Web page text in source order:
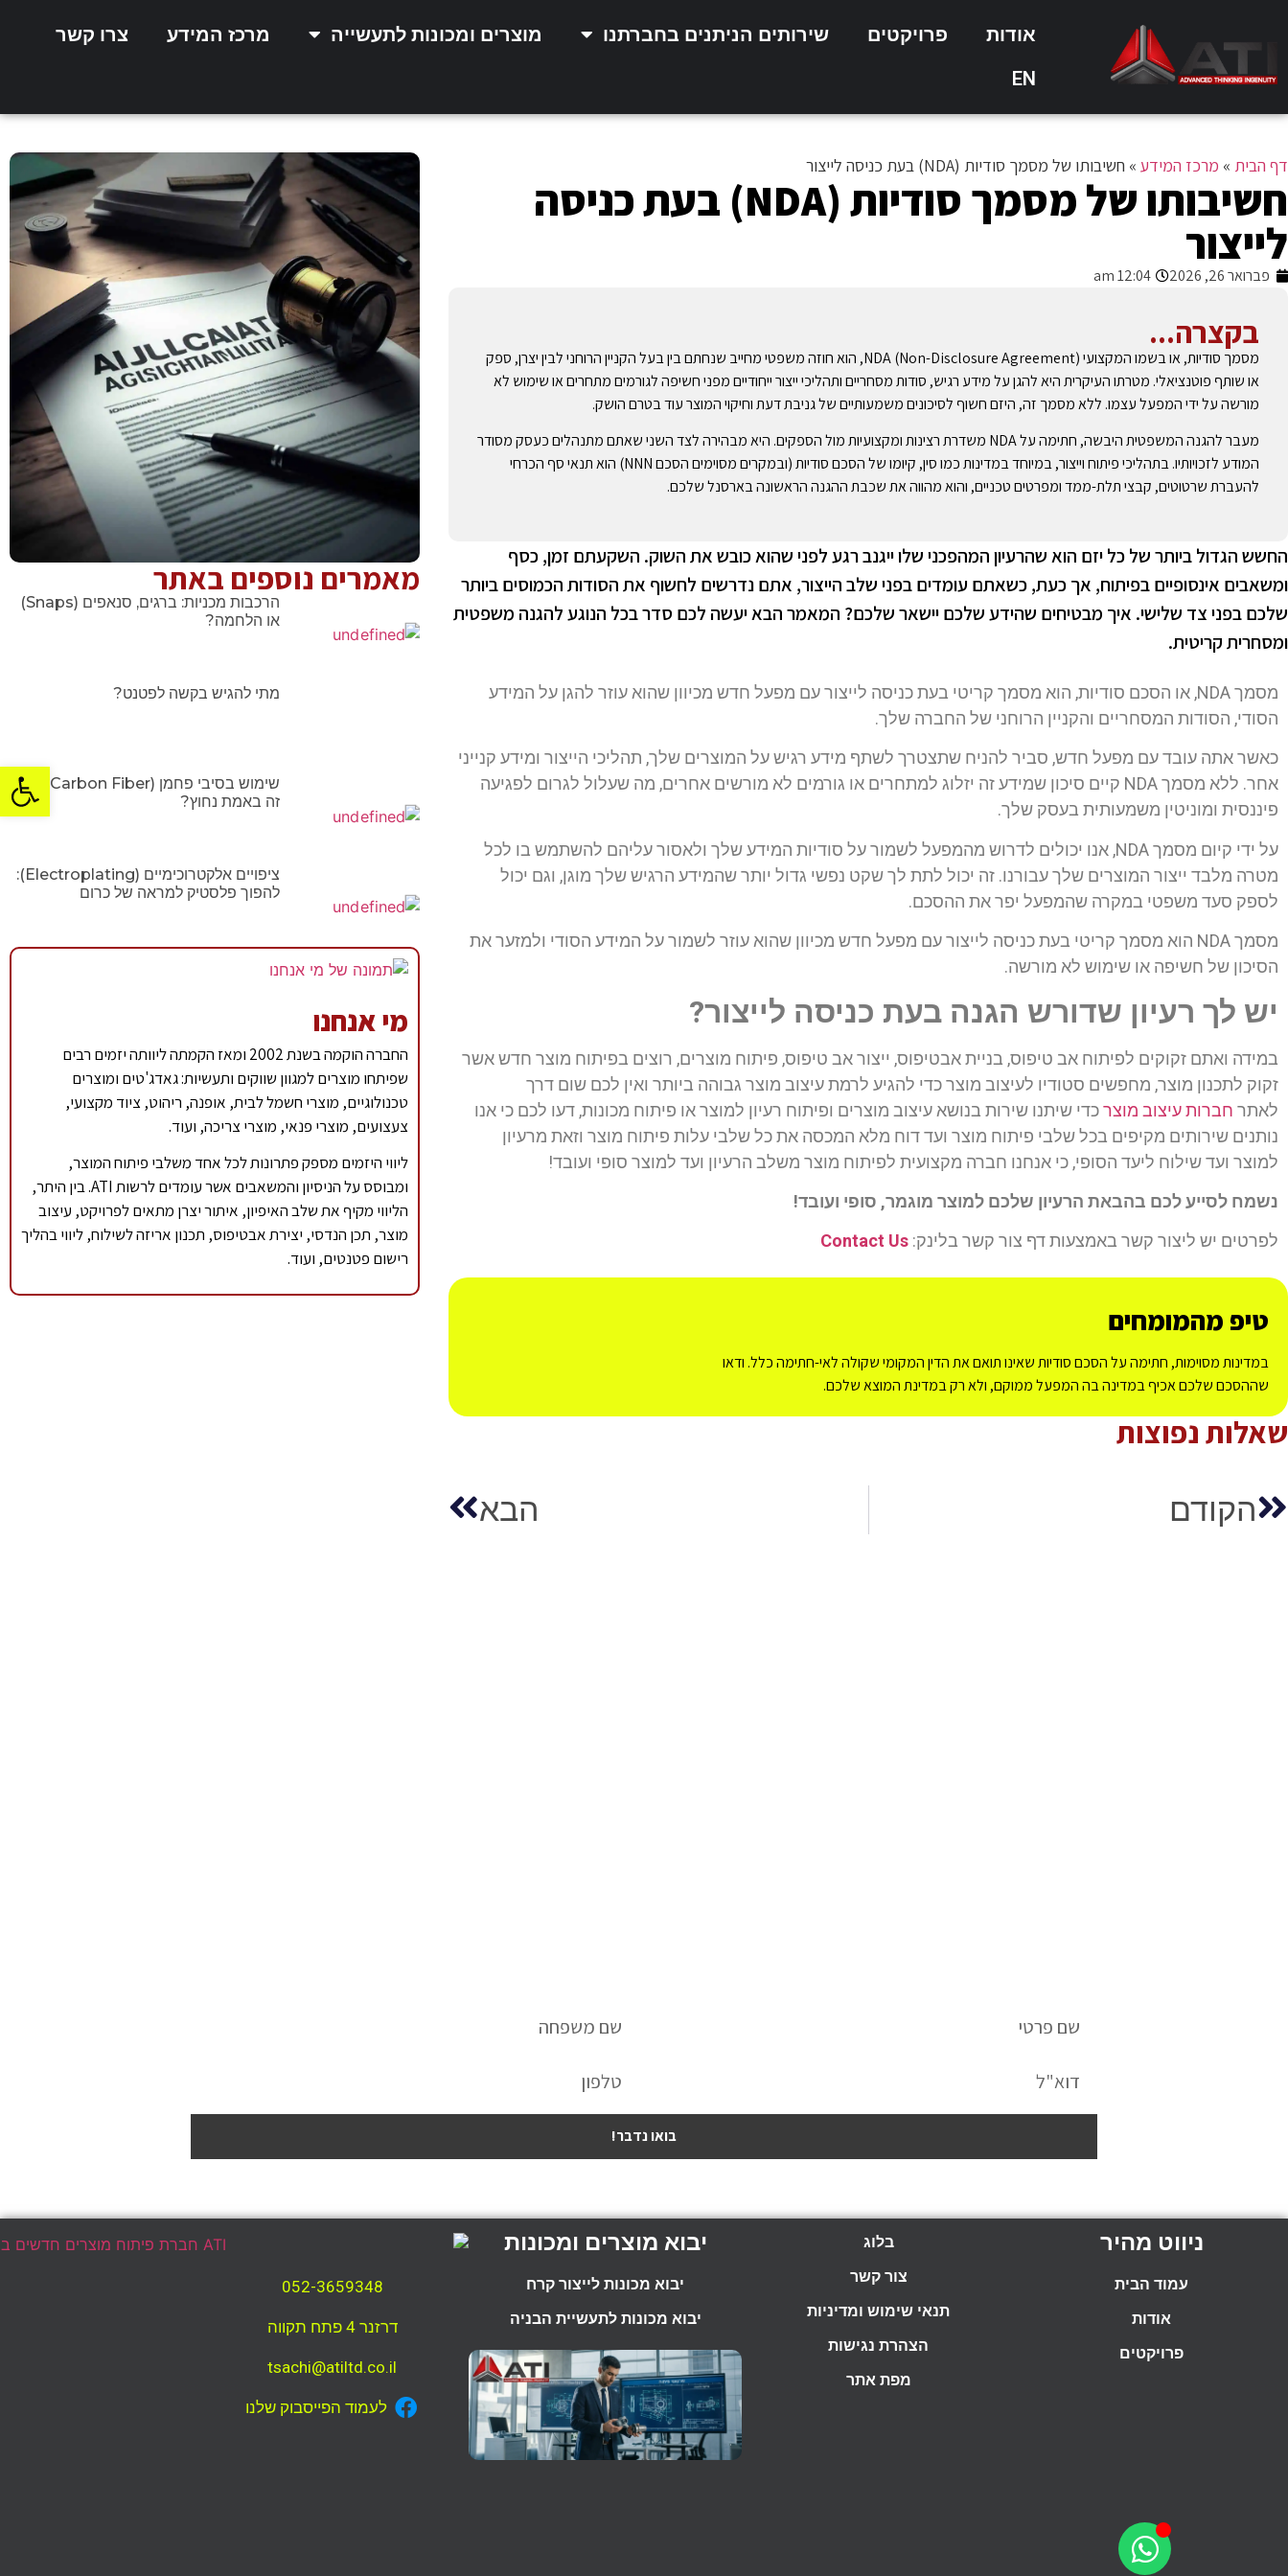
פתח
אודות פרויקטים שירותים הניתנים בחברתנו מוצרים ומכונות לתעשייה מרכז המידע
צרו קשר
EN
דף הבית » מרכז המידע » חשיבותו של מסמך סודיות (NDA) בעת כניסה לייצור
חשיבותו של מסמך סודיות (NDA) בעת כניסה
לייצור
פברואר 26, 2026 12:04 am
בקצרה...
מסמך סודיות, או בשמו המקצועי NDA (Non-Disclosure Agreement), הוא חוזה משפטי מחייב שנחתם בין בעל הקניין הרוחני לבין יצרן, ספק
או שותף פוטנציאלי. מטרתו העיקרית היא להגן על מידע רגיש, סודות מסחריים ותהליכי ייצור ייחודיים מפני חשיפה לגורמים מתחרים או שימוש לא
מורשה על ידי המפעל עצמו. ללא מסמך זה, היזם חשוף לסיכונים משמעותיים של גניבת דעת וחיקוי המוצר עוד בטרם הושק.
מעבר להגנה המשפטית היבשה, חתימה על NDA משדרת רצינות ומקצועיות מול הספקים. היא מבהירה לצד השני שאתם מתנהלים כעסק מסודר
המודע לזכויותיו. בתהליכי פיתוח וייצור, במיוחד במדינות כמו סין, קיומו של הסכם סודיות (ובמקרים מסוימים הסכם NNN) הוא תנאי סף הכרחי
להעברת שרטוטים, קבצי תלת-ממד ומפרטים טכניים, והוא מהווה את שכבת ההגנה הראשונה בארסנל שלכם.
החשש הגדול ביותר של כל יזם הוא שהרעיון המהפכני שלו ייגנב רגע לפני שהוא כובש את השוק. השקעתם זמן, כסף
ומשאבים אינסופיים בפיתוח, אך כעת, כשאתם עומדים בפני שלב הייצור, אתם נדרשים לחשוף את הסודות הכמוסים ביותר
שלכם בפני צד שלישי. איך מבטיחים שהידע שלכם יישאר שלכם? המאמר הבא יעשה לכם סדר בכל הנוגע להגנה משפטית
ומסחרית קריטית.
מסמך NDA, או הסכם סודיות, הוא מסמך קריטי בעת כניסה לייצור עם מפעל חדש מכיוון שהוא עוזר להגן על המידע
הסודי, הסודות המסחריים והקניין הרוחני של החברה שלך.
כאשר אתה עובד עם מפעל חדש, סביר להניח שתצטרך לשתף מידע רגיש על המוצרים שלך, תהליכי הייצור ומידע קנייני
אחר. ללא מסמך NDA קיים סיכון שמידע זה יזלוג למתחרים או גורמים לא מורשים אחרים, מה שעלול לגרום לפגיעה
פיננסית ומוניטין משמעותית בעסק שלך.
על ידי קיום מסמך NDA, אנו יכולים לדרוש מהמפעל לשמור על סודיות המידע שלך ולאסור עליהם להשתמש בו לכל
מטרה מלבד ייצור המוצרים שלך עבורנו. זה יכול לתת לך שקט נפשי גדול יותר שהמידע הרגיש שלך מוגן, וגם יכול
לספק סעד משפטי במקרה שהמפעל יפר את ההסכם.
מסמך NDA הוא מסמך קריטי בעת כניסה לייצור עם מפעל חדש מכיוון שהוא עוזר לשמור על המידע הסודי ולמזער את
הסיכון של חשיפה או שימוש לא מורשה.
יש לך רעיון שדורש הגנה בעת כניסה לייצור?
במידה ואתם זקוקים לפיתוח אב טיפוס, בניית אבטיפוס, ייצור אב טיפוס, פיתוח מוצרים, רוצים בפיתוח מוצר חדש אשר
זקוק לתכנון מוצר, מחפשים סטודיו לעיצוב מוצר כדי להגיע לרמת עיצוב מוצר גבוהה ביותר ואין לכם שום דרך
לאתר חברות עיצוב מוצרכדי שיתנו שירות בנושא עיצוב מוצרים ופיתוח רעיון למוצר או פיתוח מכונות, דעו לכם כי אנו
נותנים שירותים מקיפים בכל שלבי פיתוח מוצר ועד דוח מלא המכסה את כל שלבי עלות פיתוח מוצר וזאת מרעיון
למוצר ועד שילוח ליעד הסופי, כי אנחנו חברה מקצועית לפיתוח מוצר משלב הרעיון ועד למוצר סופי ועובד!
נשמח לסייע לכם בהבאת הרעיון שלכם למוצר מוגמר, סופי ועובד!
לפרטים יש ליצור קשר באמצעות דף צור קשר בלינק: Contact Us
טיפ מהמומחים
במדינות מסוימות, חתימה על הסכם סודיות שאינו תואם את הדין המקומי שקולה לאי-חתימה כלל. ודאו
שההסכם שלכם אכיף במדינה בה המפעל ממוקם, ולא רק במדינת המוצא שלכם.
שאלות נפוצות
הקודם
הבא
מאמרים נוספים באתר
הרכבות מכניות: ברגים, סנאפים (Snaps)
או הלחמה?
מתי להגיש בקשה לפטנט?
שימוש בסיבי פחמן (Carbon Fiber): מתי
זה באמת נחוץ?
ציפויים אלקטרוכימיים (Electroplating):
להפוך פלסטיק למראה של כרום
מי אנחנו
החברה הוקמה בשנת 2002 ומאז הקמתה ליוותה יזמים רבים
שפיתחו מוצרים למגוון שווקים ותעשיות: גאדג'טים ומוצרים
טכנולוגיים, מוצרי חשמל לבית, אופנה, ריהוט, ציוד מקצועי,
צעצועים, מוצרי פנאי, מוצרי צריכה, ועוד.
ליווי היזמים מספק פתרונות לכל אחד משלבי פיתוח המוצר,
ומבוסס על הניסיון והמשאבים אשר עומדים לרשות ATI. בין היתר,
הליווי מקיף את שלב האיפיון, איתור יצרן מתאים לפרויקט, עיצוב
מוצר, תכן הנדסי, יצירת אבטיפוס, תכנון אריזה לשילוח, ליווי בהליך
רישום פטנטים, ועוד.
בואו נדבר!
ניווט מהיר
עמוד הבית
אודות
פרויקטים
בלוג
צור קשר
תנאי שימוש ומדיניות
הצהרת נגישות
מפת אתר
יבוא מוצרים ומכונות
יבוא מכונות לייצור קרח
יבוא מכונות לתעשיית הבניה
052-3659348
דרזנר 4 פתח תקווה
tsachi@atiltd.co.il
לעמוד הפייסבוק שלנו